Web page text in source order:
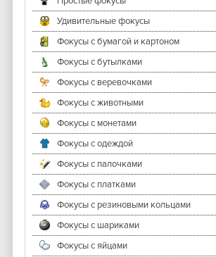
Удивительные фокусы
Фокусы с бумагой и картоном
Фокусы с бутылками
Фокусы с веревочками
Фокусы с животными
Фокусы с монетами
Фокусы с одеждой
Фокусы с палочками
Фокусы с платками
Фокусы с резиновыми кольцами
Фокусы с шариками
Фокусы с яйцами